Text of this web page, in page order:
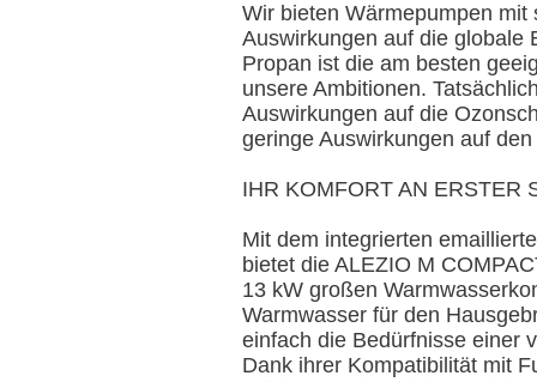
Wir bieten Wärmepumpen mit
Auswirkungen auf die globale
Propan ist die am besten
unsere Ambitionen.
Auswirkungen auf die
geringe Auswirkungen auf
IHR KOMFORT AN ERSTER
Mit dem integrierten
bietet die ALEZIO M
13 kW großen
Warmwasser für den
einfach die Bedürfnisse einer
Dank ihrer Kompatibilität mit